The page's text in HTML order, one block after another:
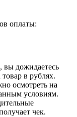
оплаты:
дожидаетесь
в рублях.
осмотреть на
условиям.
чек.